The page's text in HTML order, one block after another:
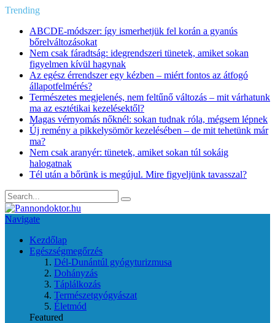
Trending
ABCDE‑módszer: így ismerhetjük fel korán a gyanús
bőrelváltozásokat
Nem csak fáradtság: idegrendszeri tünetek, amiket sokan
figyelmen kívül hagynak
Az egész érrendszer egy kézben – miért fontos az átfogó
állapotfelmérés?
Természetes megjelenés, nem feltűnő változás – mit várhatunk
ma az esztétikai kezelésektől?
Magas vérnyomás nőknél: sokan tudnak róla, mégsem lépnek
Új remény a pikkelysömör kezelésében – de mit tehetünk már
ma?
Nem csak aranyér: tünetek, amiket sokan túl sokáig
halogatnak
Tél után a bőrünk is megújul. Mire figyeljünk tavasszal?
Navigate
Kezdőlap
Egészségmegőrzés
Dél-Dunántúl gyógyturizmusa
Dohányzás
Táplálkozás
Természetgyógyászat
Életmód
Featured